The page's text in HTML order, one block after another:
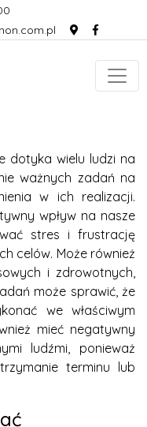
dotyka wielu ludzi na
ważnych zadań na
w ich realizacji.
wpływ na nasze
stres i frustrację
celów. Może również
i zdrowotnych,
może sprawić, że
we właściwym
mieć negatywny
ludźmi, ponieważ
terminu lub